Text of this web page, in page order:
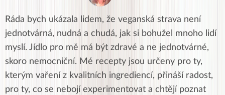
Ráda bych ukázala lidem, že veganská strava není
jednotvárná, nudná a chudá, jak si bohužel mnoho lidí
myslí. Jídlo pro mě má být zdravé a ne jednotvárné,
skoro nemocniční. Mé recepty jsou určeny pro ty,
kterým vaření z kvalitních ingrediencí, přináší radost,
pro ty, co se nebojí experimentovat a chtějí poznat